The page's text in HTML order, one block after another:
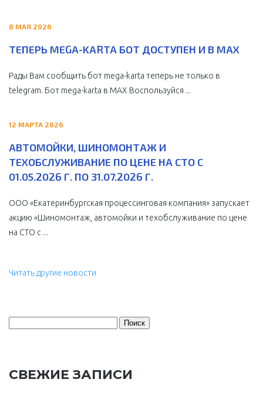
8 МАЯ 2026
ТЕПЕРЬ MEGA-KARTA БОТ ДОСТУПЕН И В MAX
Рады Вам сообщить бот mega-karta теперь не только в
telegram. Бот mega-karta в МАХ Воспользуйся ...
12 МАРТА 2026
АВТОМОЙКИ, ШИНОМОНТАЖ И
ТЕХОБСЛУЖИВАНИЕ ПО ЦЕНЕ НА СТО С
01.05.2026 Г. ПО 31.07.2026 Г.
ООО «Екатеринбургская процессинговая компания» запускает
акцию «Шиномонтаж, автомойки и техобслуживание по цене
на СТО с ...
Читать другие новости
СВЕЖИЕ ЗАПИСИ